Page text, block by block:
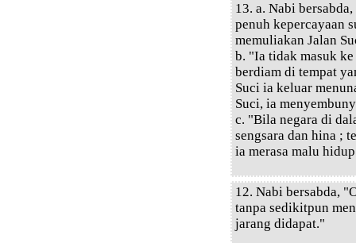
13. a. Nabi
penuh kepercayaan
memuliakan Jalan
b. "Ia tidak masuk
berdiam di tempat
Suci ia keluar
Suci, ia
c. "Bila negara di
sengsara dan hina ;
ia merasa malu
12. Nabi bersabda,
tanpa sedikitpun
jarang didapat."